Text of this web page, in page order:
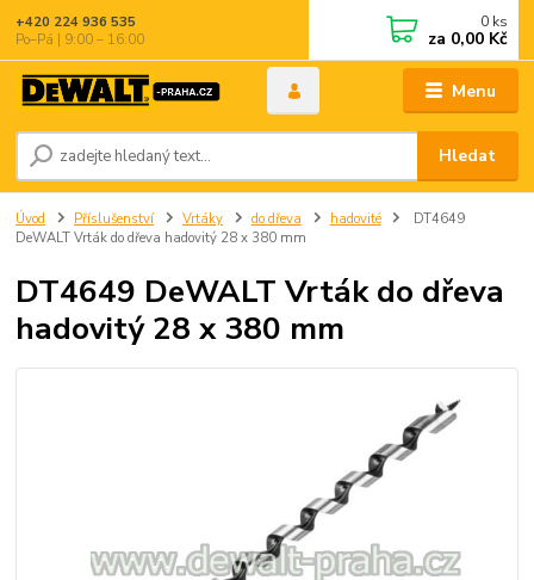
Menu
Hledat
+420 224 936 535
Po–Pá | 9:00 – 16:00
0 ks
za 0,00 Kč
Úvod Příslušenství Vrtáky do dřeva hadovité
DT4649
DeWALT Vrták do dřeva hadovitý 28 x 380 mm
DT4649 DeWALT Vrták do dřeva
hadovitý 28 x 380 mm